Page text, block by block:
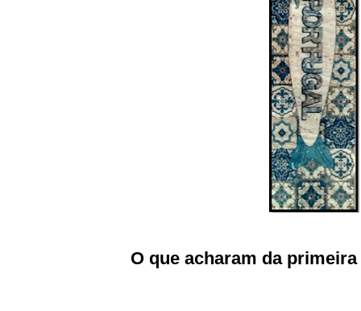
O que acharam da